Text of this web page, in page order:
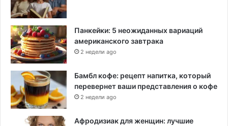
Панкейки: 5 неожиданных вариаций
американского завтрака
2 недели ago
Бамбл кофе: рецепт напитка, который
перевернет ваши представления о кофе
2 недели ago
Афродизиак для женщин: лучшие